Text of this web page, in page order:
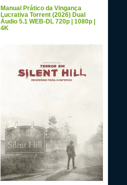
Manual Prático da Vingança
Lucrativa Torrent (2026) Dual
Áudio 5.1 WEB-DL 720p | 1080p |
4K